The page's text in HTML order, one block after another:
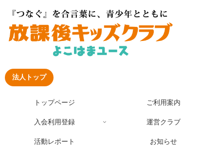
法人トップ
トップページ ご利用案内
入会利用登録 運営クラブ
活動レポート お知らせ